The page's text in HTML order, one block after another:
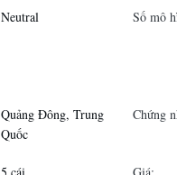
Neutral Số mô
Quảng Đông, Trung
Quốc
Chứng